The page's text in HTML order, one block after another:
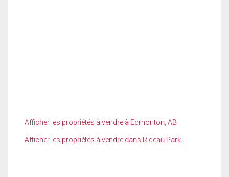
Afficher les propriétés à vendre à Edmonton, AB
Afficher les propriétés à vendre dans Rideau Park